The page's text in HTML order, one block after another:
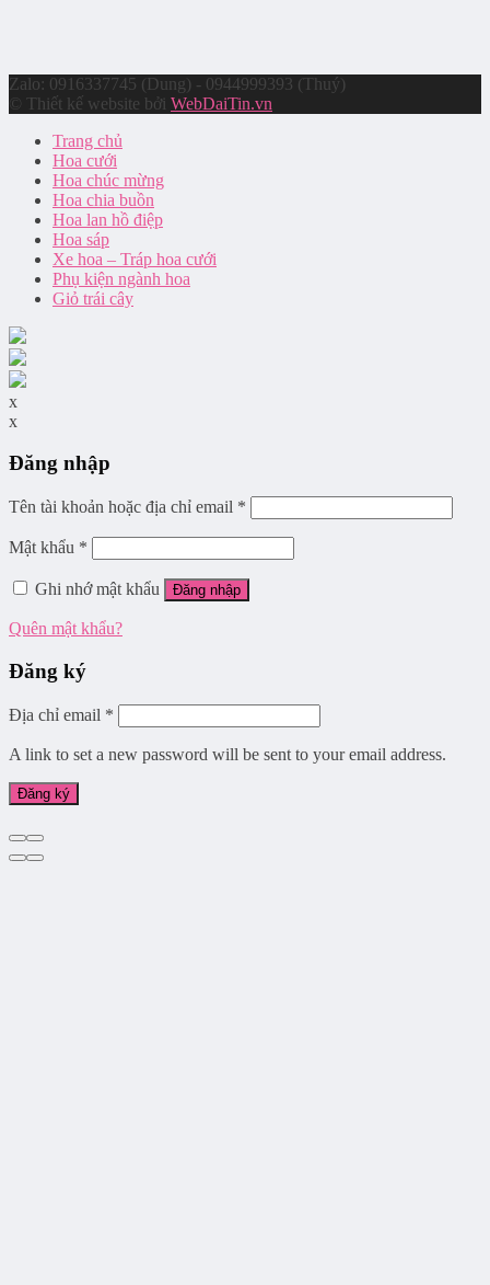
Zalo: 0916337745 (Dung) - 0944999393 (Thuý)
© Thiết kế website bởi WebDaiTin.vn
Trang chủ
Hoa cưới
Hoa chúc mừng
Hoa chia buồn
Hoa lan hồ điệp
Hoa sáp
Xe hoa – Tráp hoa cưới
Phụ kiện ngành hoa
Giỏ trái cây
x
x
Đăng nhập
Tên tài khoản hoặc địa chỉ email *
Mật khẩu *
Ghi nhớ mật khẩu Đăng nhập
Quên mật khẩu?
Đăng ký
Địa chỉ email *
A link to set a new password will be sent to your email address.
Đăng ký